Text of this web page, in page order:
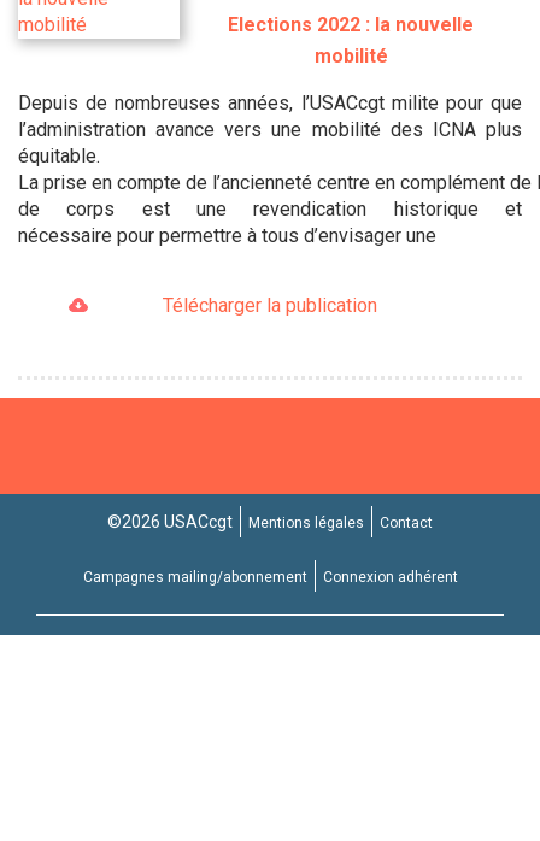
Elections 2022 : la nouvelle
mobilité
Depuis de nombreuses années, l’USACcgt milite pour que
l’administration avance vers une mobilité des ICNA plus
équitable.
La prise en compte de l’ancienneté centre en complément de
de corps est une revendication historique et
nécessaire pour permettre à tous d’envisager une
Télécharger la publication
©2026 USACcgt Mentions légales Contact
Campagnes mailing/abonnement Connexion adhérent